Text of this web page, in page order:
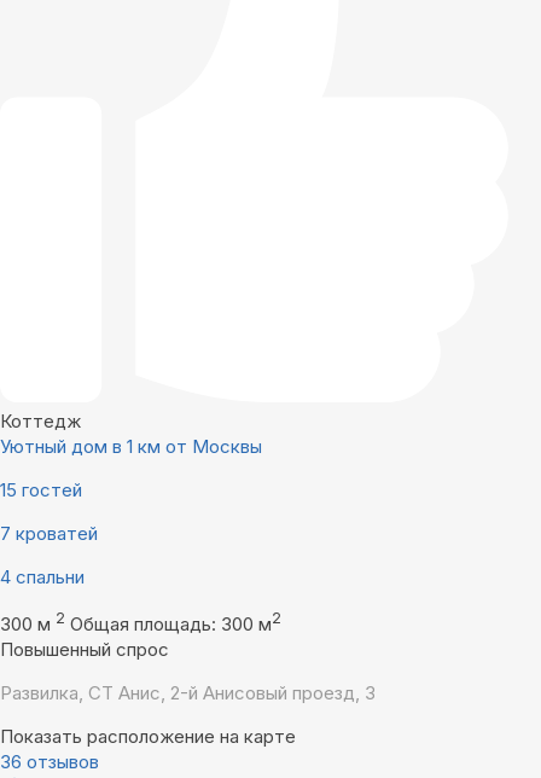
Коттедж
Уютный дом в 1 км от Москвы
15 гостей
7 кроватей
4 спальни
300 м 2 Общая площадь: 300 м2
Повышенный спрос
Развилка, СТ Анис, 2-й Анисовый проезд, 3
Показать расположение на карте
36 отзывов